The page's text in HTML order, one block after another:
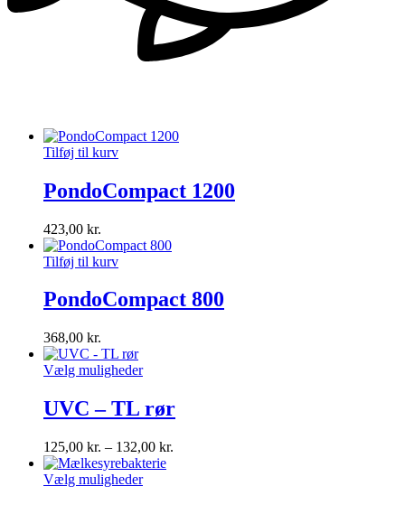
Tilføj til kurv
PondoCompact 1200
423,00 kr.
Tilføj til kurv
PondoCompact 800
368,00 kr.
Vælg muligheder
UVC – TL rør
125,00 kr. – 132,00 kr.
Vælg muligheder